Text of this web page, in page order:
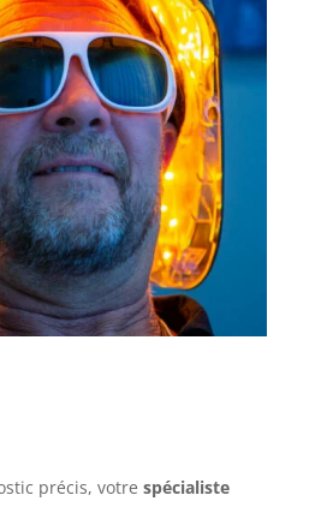
précis, votrespécialiste